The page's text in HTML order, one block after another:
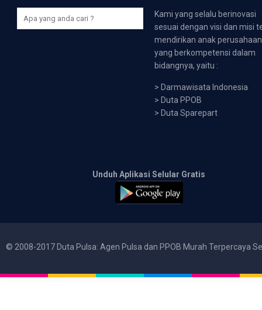
Kami yang selalu berinovasi
sesuai dengan visi dan misi
mendirikan anak perusahaan
yang berkompetensi dalam
bidangnya, yaitu :
> Darmawisata Indonesia
> Duta PPOB
> Duta Sparepart
Unduh Aplikasi Selular Gratis
© 2008-2017 Duta Pulsa: Agen Pulsa dan PPOB Murah Terpercaya